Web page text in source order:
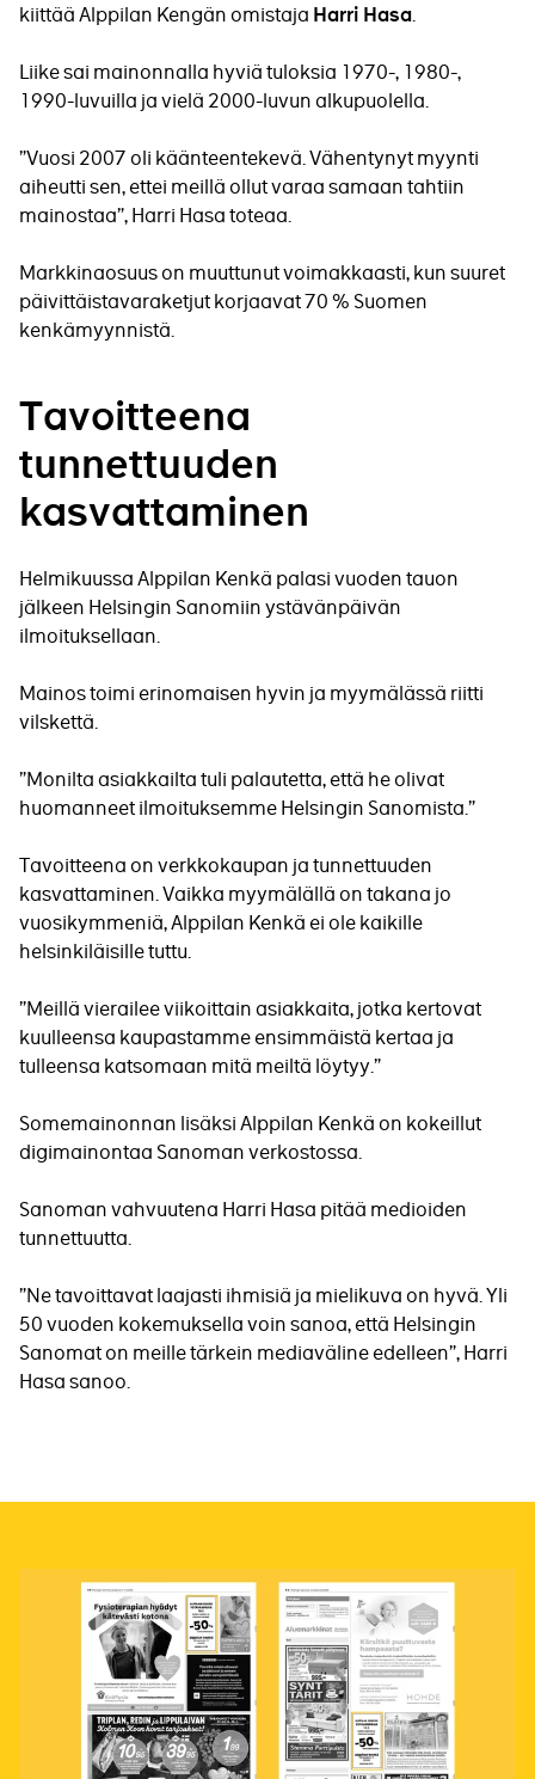
kiittää Alppilan Kengän omistaja Harri Hasa.
Liike sai mainonnalla hyviä tuloksia 1970-, 1980-,
1990-luvuilla ja vielä 2000-luvun alkupuolella.
”Vuosi 2007 oli käänteentekevä. Vähentynyt myynti
aiheutti sen, ettei meillä ollut varaa samaan tahtiin
mainostaa”, Harri Hasa toteaa.
Markkinaosuus on muuttunut voimakkaasti, kun suuret
päivittäistavaraketjut korjaavat 70 % Suomen
kenkämyynnistä.
Tavoitteena
tunnettuuden
kasvattaminen
Helmikuussa Alppilan Kenkä palasi vuoden tauon
jälkeen Helsingin Sanomiin ystävänpäivän
ilmoituksellaan.
Mainos toimi erinomaisen hyvin ja myymälässä riitti
vilskettä.
”Monilta asiakkailta tuli palautetta, että he olivat
huomanneet ilmoituksemme Helsingin Sanomista.”
Tavoitteena on verkkokaupan ja tunnettuuden
kasvattaminen. Vaikka myymälällä on takana jo
vuosikymmeniä, Alppilan Kenkä ei ole kaikille
helsinkiläisille tuttu.
”Meillä vierailee viikoittain asiakkaita, jotka kertovat
kuulleensa kaupastamme ensimmäistä kertaa ja
tulleensa katsomaan mitä meiltä löytyy.”
Somemainonnan lisäksi Alppilan Kenkä on kokeillut
digimainontaa Sanoman verkostossa.
Sanoman vahvuutena Harri Hasa pitää medioiden
tunnettuutta.
”Ne tavoittavat laajasti ihmisiä ja mielikuva on hyvä. Yli
50 vuoden kokemuksella voin sanoa, että Helsingin
Sanomat on meille tärkein mediaväline edelleen”, Harri
Hasa sanoo.